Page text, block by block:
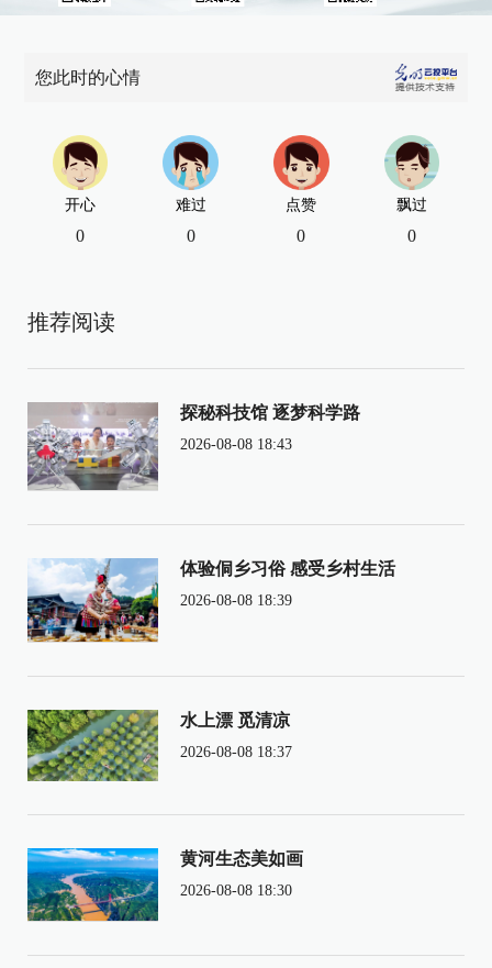
您此时的心情
开心
0
难过
0
点赞
0
飘过
0
推荐阅读
探秘科技馆 逐梦科学路
2026-08-08 18:43
体验侗乡习俗 感受乡村生活
2026-08-08 18:39
水上漂 觅清凉
2026-08-08 18:37
黄河生态美如画
2026-08-08 18:30